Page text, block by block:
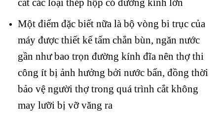
cắt các loại thép hộp có đường kính lớn
Một điểm đặc biết nữa là bộ vòng bi trục của
máy được thiết kế tấm chắn bùn, ngăn nước
gần như bao trọn đường kính đĩa nên thợ thi
công ít bị ảnh hưởng bởi nước bẩn, đồng thời
bảo vệ người thợ trong quá trình cắt không
may lưỡi bị vỡ văng ra